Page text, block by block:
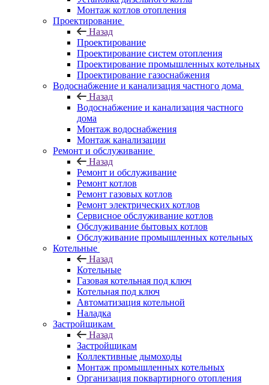
Монтаж котлов отопления
Проектирование
Назад
Проектирование
Проектирование систем отопления
Проектирование промышленных котельных
Проектирование газоснабжения
Водоснабжение и канализация частного дома
Назад
Водоснабжение и канализация частного
дома
Монтаж водоснабжения
Монтаж канализации
Ремонт и обслуживание
Назад
Ремонт и обслуживание
Ремонт котлов
Ремонт газовых котлов
Ремонт электрических котлов
Сервисное обслуживание котлов
Обслуживание бытовых котлов
Обслуживание промышленных котельных
Котельные
Назад
Котельные
Газовая котельная под ключ
Котельная под ключ
Автоматизация котельной
Наладка
Застройщикам
Назад
Застройщикам
Коллективные дымоходы
Монтаж промышленных котельных
Организация поквартирного отопления